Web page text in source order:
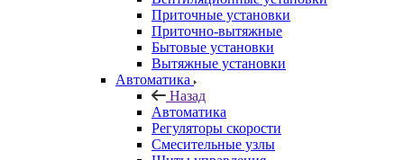
Приточные установки
Приточно-вытяжные
Бытовые установки
Вытяжные установки
Автоматика
Назад
Автоматика
Регуляторы скорости
Смесительные узлы